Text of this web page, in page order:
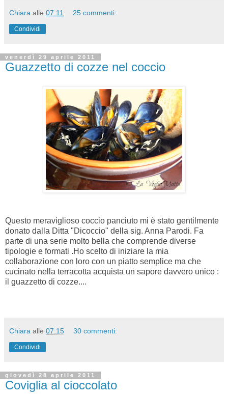
Chiara alle 07:11 25 commenti:
Condividi
venerdì 29 aprile 2011
Guazzetto di cozze nel coccio
Questo meraviglioso coccio panciuto mi è stato gentilmente
donato dalla Ditta "Dicoccio" della sig. Anna Parodi. Fa
parte di una serie molto bella che comprende diverse
tipologie e formati .Ho scelto di iniziare la mia
collaborazione con loro con un piatto semplice ma che
cucinato nella terracotta acquista un sapore davvero unico :
il guazzetto di cozze....
Chiara alle 07:15 30 commenti:
Condividi
giovedì 28 aprile 2011
Coviglia al cioccolato